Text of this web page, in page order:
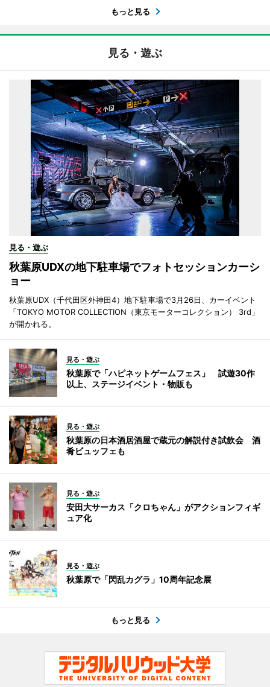
もっと見る
見る・遊ぶ
見る・遊ぶ
秋葉原UDXの地下駐車場でフォトセッションカーシ
ョー
秋葉原UDX（千代田区外神田4）地下駐車場で3月26日、カーイベント
「TOKYO MOTOR COLLECTION（東京モーターコレクション） 3rd」
が開かれる。
見る・遊ぶ
秋葉原で「ハピネットゲームフェス」 試遊30作
以上、ステージイベント・物販も
見る・遊ぶ
秋葉原の日本酒居酒屋で蔵元の解説付き試飲会 酒
肴ビュッフェも
見る・遊ぶ
安田大サーカス「クロちゃん」がアクションフィギ
ュア化
見る・遊ぶ
秋葉原で「閃乱カグラ」10周年記念展
もっと見る